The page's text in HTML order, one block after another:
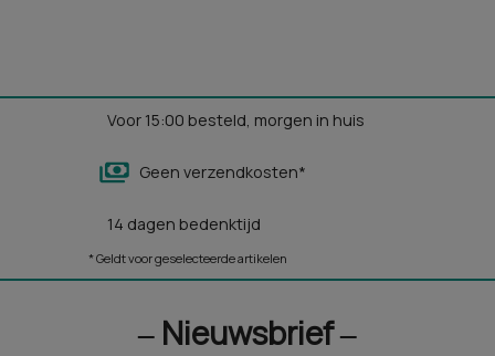
Voor 15:00 besteld, morgen in huis
Geen verzendkosten*
14 dagen bedenktijd
* Geldt voor geselecteerde artikelen
‒ Nieuwsbrief ‒